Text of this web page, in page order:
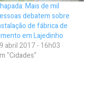
Mais de mil
debatem sobre
de fábrica de
em Lajedinho
abril 2017 - 16h03
"Cidades"